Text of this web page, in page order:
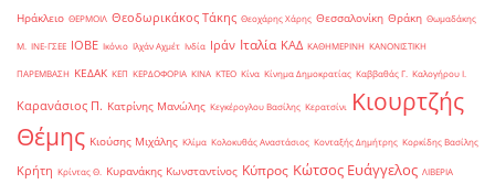
Ηράκλειο ΘΕΡΜΟΙΛ Θεοδωρικάκος Τάκης Θεοχάρης Χάρης Θεσσαλονίκη Θράκη Θωμαδάκης
Μ. ΙΝΕ-ΓΣΕΕ ΙΟΒΕ Ικόνιο Ιλχάν Αχμέτ Ινδία Ιράν Ιταλία ΚΑΔ ΚΑΘΗΜΕΡΙΝΗ ΚΑΝΟΝΙΣΤΙΚΗ
ΠΑΡΕΜΒΑΣΗ ΚΕΔΑΚ ΚΕΠ ΚΕΡΔΟΦΟΡΙΑ ΚΙΝΑ ΚΤΕΟ Κίνα Κίνημα Δημοκρατίας Καββαθάς Γ. Καλογήρου Ι.
Καρανάσιος Π. Κατρίνης Μανώλης Κεγκέρογλου Βασίλης Κερατσίνι
Κιουρτζής
Θέμης Κιούσης Μιχάλης Κλίμα Κολοκυθάς Αναστάσιος Κονταξής Δημήτρης Κορκίδης Βασίλης
Κρήτη Κρίντας Θ. Κυρανάκης Κωνσταντίνος Κύπρος Κώτσος Ευάγγελος ΛΙΒΕΡΙΑ